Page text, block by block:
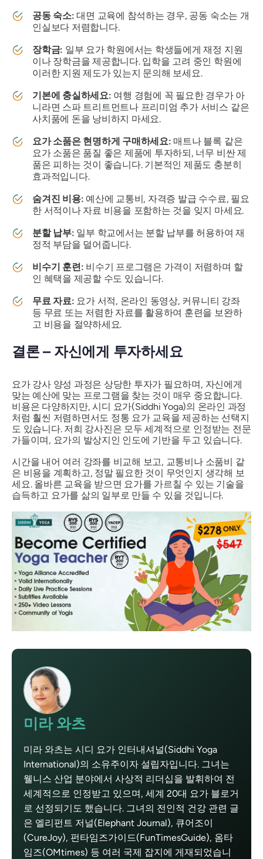
공동 숙소: 대면 교육에 참석하는 경우, 공동 숙소는 개
인실보다 저렴합니다.
장학금: 일부 요가 학원에서는 학생들에게 재정 지원
이나 장학금을 제공합니다. 입학을 고려 중인 학원에
이러한 지원 제도가 있는지 문의해 보세요.
기본에 충실하세요: 여행 경험에 꼭 필요한 경우가 아
니라면 스파 트리트먼트나 프리미엄 추가 서비스 같은
사치품에 돈을 낭비하지 마세요.
요가 소품은 현명하게 구매하세요: 매트나 블록 같은
요가 소품은 품질 좋은 제품에 투자하되, 너무 비싼 제
품은 피하는 것이 좋습니다. 기본적인 제품도 충분히
효과적입니다.
숨겨진 비용: 예산에 교통비, 자격증 발급 수수료, 필요
한 서적이나 자료 비용을 포함하는 것을 잊지 마세요.
분할 납부: 일부 학교에서는 분할 납부를 허용하여 재
정적 부담을 덜어줍니다.
비수기 훈련: 비수기 프로그램은 가격이 저렴하며 할
인 혜택을 제공할 수도 있습니다.
무료 자료: 요가 서적, 온라인 동영상, 커뮤니티 강좌
등 무료 또는 저렴한 자료를 활용하여 훈련을 보완하
고 비용을 절약하세요.
결론 – 자신에게 투자하세요
요가 강사 양성 과정은 상당한 투자가 필요하며, 자신에게
맞는 예산에 맞는 프로그램을 찾는 것이 매우 중요합니다.
비용은 다양하지만, 시디 요가(Siddhi Yoga)의 온라인 과정
처럼 훨씬 저렴하면서도 정통 요가 교육을 제공하는 선택지
도 있습니다. 저희 강사진은 모두 세계적으로 인정받는 전문
가들이며, 요가의 발상지인 인도에 기반을 두고 있습니다.
시간을 내어 여러 강좌를 비교해 보고, 교통비나 소품비 같
은 비용을 계획하고, 정말 필요한 것이 무엇인지 생각해 보
세요. 올바른 교육을 받으면 요가를 가르칠 수 있는 기술을
습득하고 요가를 삶의 일부로 만들 수 있을 것입니다.
미라 와츠
미라 와츠는 시디 요가 인터내셔널(Siddhi Yoga
International)의 소유주이자 설립자입니다. 그녀는
웰니스 산업 분야에서 사상적 리더십을 발휘하여 전
세계적으로 인정받고 있으며, 세계 20대 요가 블로거
로 선정되기도 했습니다. 그녀의 전인적 건강 관련 글
은 엘리펀트 저널(Elephant Journal), 큐어조이
(CureJoy), 펀타임즈가이드(FunTimesGuide), 옴타
임즈(OMtimes) 등 여러 국제 잡지에 게재되었습니